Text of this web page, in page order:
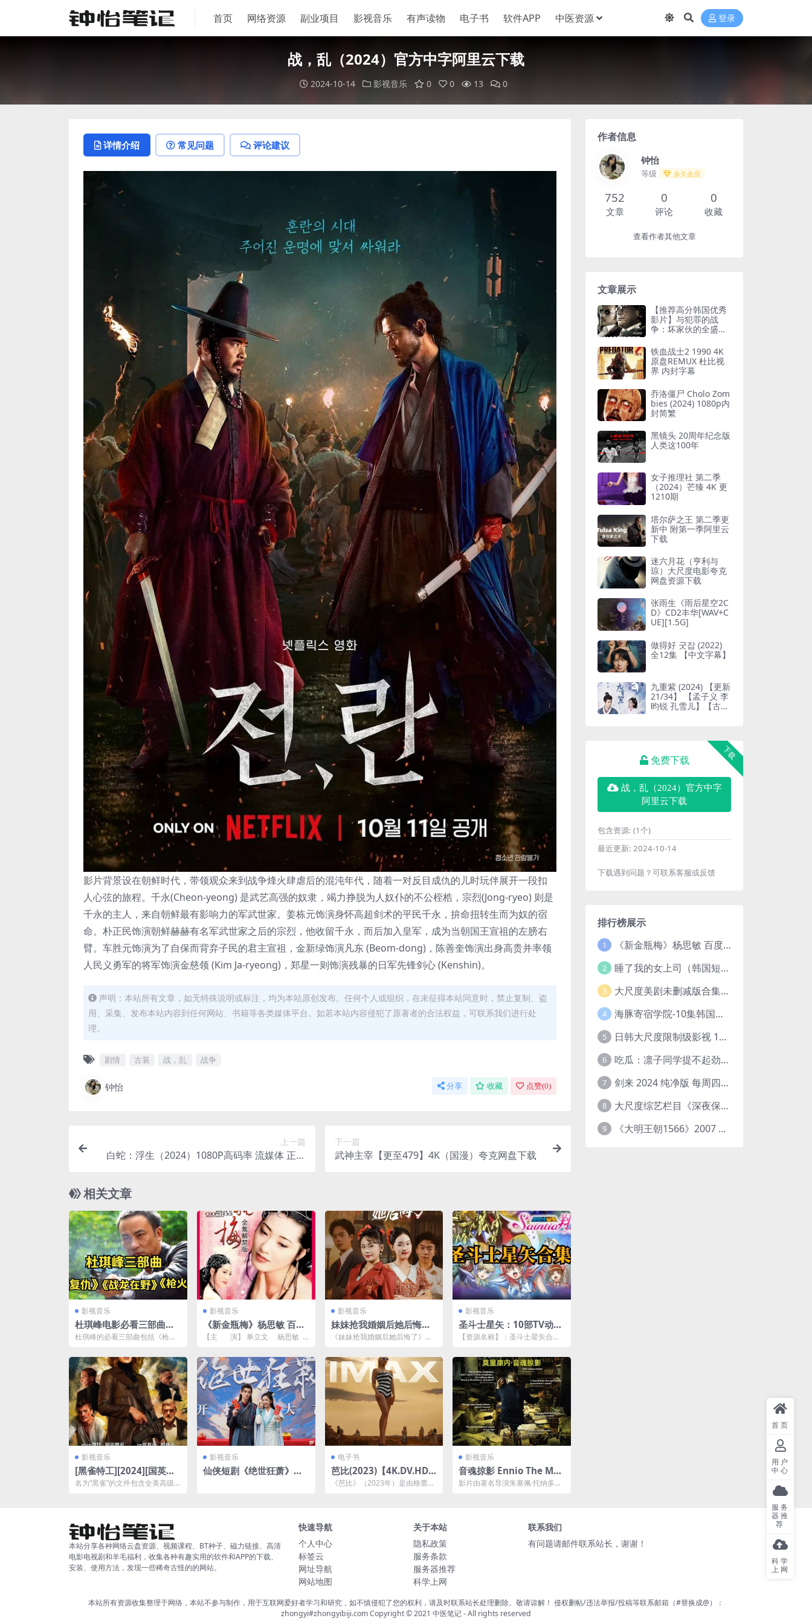
首页 网络资源 副业项目 影视音乐 有声读物 电子书 软件APP 中医资源 登录
战，乱（2024）官方中字阿里云下载
2024-10-14 影视音乐 0 0 13 0
详情介绍 常见问题 评论建议
影片背景设在朝鲜时代，带领观众来到战争烽火肆虐后的混沌年代，随着一对反目成仇的儿时玩伴展开一段扣
人心弦的旅程。千永(Cheon-yeong) 是武艺高强的奴隶，竭力挣脱为人奴仆的不公桎梏，宗烈(Jong-ryeo) 则是
千永的主人，来自朝鲜最有影响力的军武世家。姜栋元饰演身怀高超剑术的平民千永，拚命扭转生而为奴的宿
命。朴正民饰演朝鲜赫赫有名军武世家之后的宗烈，他收留千永，而后加入皇军，成为当朝国王宣祖的左膀右
臂。车胜元饰演为了自保而背弃子民的君主宣祖，金新绿饰演凡东 (Beom-dong)，陈善奎饰演出身高贵并率领
人民义勇军的将军饰演金慈领 (Kim Ja-ryeong)，郑星一则饰演残暴的日军先锋剑心 (Kenshin)。
声明：本站所有文章，如无特殊说明或标注，均为本站原创发布。任何个人或组织，在未征得本站同意时，禁止复制、盗
用、采集、发布本站内容到任何网站、书籍等各类媒体平台。如若本站内容侵犯了原著者的合法权益，可联系我们进行处
理。
剧情 古装 战，乱 战争
钟怡 分享 收藏 点赞(0)
上一篇
白蛇：浮生（2024）1080P高码率 流媒体 正式
下一篇
武神主宰【更至479】4K（国漫）夸克网盘下载
相关文章
影视音乐
杜琪峰电影必看三部曲
《枪火》《放逐》《复
‌杜琪峰的必看三部曲包括‌《枪
三部作品不仅展现了杜...
影视音乐
《新金瓶梅》杨思敏 百度
云网盘下载.1080P阿里下
【主 演】 单立文 杨思敏
影视音乐
妹妹抢我婚姻后她后悔了
（35集）
《妹妹抢我婚姻后她后悔了》（3
动的现代都市剧，讲述...
影视音乐
圣斗士星矢：10部TV动
画，6部剧场版，观看顺序
【资源名称】：圣斗士星矢合集
【有无字幕】：有字幕 ...
影视音乐
[黑雀特工][2024][国英双
语中字][4K-2160P][今日
名为“黑雀”的文件包含全美高级
影视音乐
仙侠短剧《绝世狂萧》全9
电子书
芭比(2023)【4K.DV.HD
R】【高码率】【外挂简
《芭比》（2023年）是由格蕾塔·
影视音乐
音魂掠影 Ennio The Mae
stro (2021)夸克网盘下载
影片由著名导演朱塞佩·托纳多雷
作者信息
钟怡
等级 永久会员
752
文章
0
评论
0
收藏
查看作者其他文章
文章展示
【推荐高分韩国优秀
影片】与犯罪的战
争：坏家伙的全盛时
쁜놈들 전성시대 (20
12)
铁血战士2 1990 4K
原盘REMUX 杜比视
界 内封字幕
乔洛僵尸 Cholo Zom
bies (2024) 1080p内
封简繁
黑镜头 20周年纪念版
人类这100年
女子推理社 第二季
（2024）芒臻 4K 更
1210期
塔尔萨之王 第二季更
新中 附第一季阿里云
下载
迷六月花（亨利与
琼）大尺度电影夸克
网盘资源下载
张雨生《雨后星空2C
D》CD2丰华[WAV+C
UE][1.5G]
做得好 굿잡 (2022)
全12集 【中文字幕】
九重紫 (2024) 【更新
21/34】 【孟子义 李
昀锐 孔雪儿】【古装
下载
免费下载
战，乱（2024）官方中字
阿里云下载
包含资源: (1个)
最近更新: 2024-10-14
下载遇到问题？可联系客服或反馈
排行榜展示
1 《新金瓶梅》杨思敏 百度云网盘下载.1080P阿里下载.国语中字.(1996)
2 睡了我的女上司（韩国短剧）4K超清/中字百度云网盘下载
3 大尺度美剧未删减版合集【22部】
4 海豚寄宿学院-10集韩国高颜值短剧
5 日韩大尺度限制级影视 120部大合集无删减版
6 吃瓜：凛子同学提不起劲/小怡loli 72V+23V+14V–24.02GB】
7 剑来 2024 纯净版 每周四已更【4K / 臻彩视听TV / 杜比音】附电子书百度网盘下载
8 大尺度综艺栏目《深夜保健室》 [台综]夸克网盘下载
9 《大明王朝1566》2007 中国大陆 4K+2K修复 [国语 46集 192G]
本站分享各种网络云盘资源、视频课程、BT种子、磁力链接、高清
电影电视剧和羊毛福利，收集各种有趣实用的软件和APP的下载、
安装、使用方法，发现一些稀奇古怪的的网站。
快速导航
个人中心
标签云
网址导航
网站地图
关于本站
隐私政策
服务条款
服务器推荐
科学上网
联系我们
有问题请邮件联系站长，谢谢！
本站所有资源收集整理于网络，本站不参与制作，用于互联网爱好者学习和研究，如不慎侵犯了您的权利，请及时联系站长处理删除。敬请谅解！ 侵权删帖/违法举报/投稿等联系邮箱（#替换成@）：
zhongyi#zhongyibiji.com Copyright © 2021 中医笔记- All rights reserved
首页
用户
中心
服务
器推
荐
科学
上网